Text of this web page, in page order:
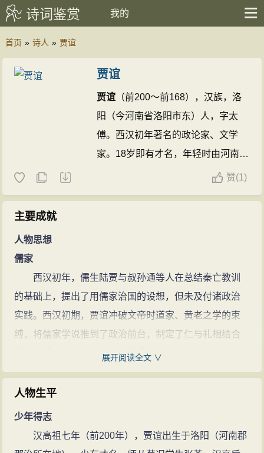
诗词鉴赏 我的
首页 » 诗人 » 贾谊
贾谊
贾谊 （前200～前168），汉族，洛
阳（今河南省洛阳市东）人，字太
傅。西汉初年著名的政论家、文学
家。18岁即有才名，年轻时由河南郡
守吴公推荐，20余岁被文帝召为博
诗文(8篇)
赞(1)
主要成就
人物思想
儒家
西汉初年，儒生陆贾与叔孙通等人在总结秦亡教训
的基础上，提出了用儒家治国的设想，但未及付诸政治
实践。西汉初期，贾谊冲破文帝时道家、黄老之学的束
缚，将儒家学说推到了政治前台，制定了仁与礼相结合
的政治蓝图，得到了汉文帝的重视，在历史上留下了深
刻的影响。
贾谊认为秦亡在于“仁义不施”，要使汉朝长治久安，
必须施仁义、行仁政。同时，贾谊的仁义观带有强烈的
民本主义的色彩。贾谊从秦的强大与灭亡中，看到了民
在国家治乱兴衰中所起的至关重要的作用。以这种民本
展开阅读全文 ∨
人物生平
少年得志
汉高祖七年（前200年），贾谊出生于洛阳（河南郡